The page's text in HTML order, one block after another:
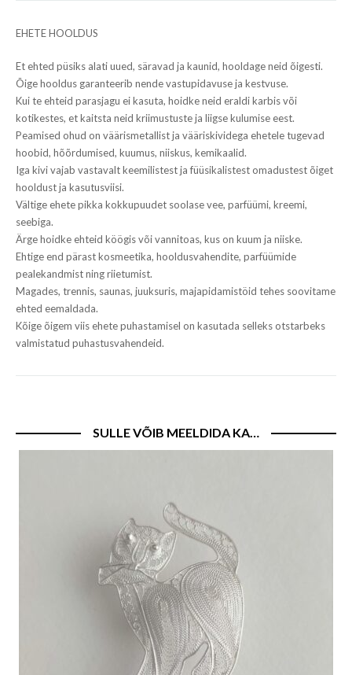
EHETE HOOLDUS
Et ehted püsiks alati uued, säravad ja kaunid, hooldage neid õigesti.
Õige hooldus garanteerib nende vastupidavuse ja kestvuse.
Kui te ehteid parasjagu ei kasuta, hoidke neid eraldi karbis või
kotikestes, et kaitsta neid kriimustuste ja liigse kulumise eest.
Peamised ohud on väärismetallist ja vääriskividega ehetele tugevad
hoobid, hõõrdumised, kuumus, niiskus, kemikaalid.
Iga kivi vajab vastavalt keemilistest ja füüsikalistest omadustest õiget
hooldust ja kasutusviisi.
Vältige ehete pikka kokkupuudet soolase vee, parfüümi, kreemi,
seebiga.
Ärge hoidke ehteid köögis või vannitoas, kus on kuum ja niiske.
Ehtige end pärast kosmeetika, hooldusvahendite, parfüümide
pealekandmist ning riietumist.
Magades, trennis, saunas, juuksuris, majapidamistöid tehes soovitame
ehted eemaldada.
Kõige õigem viis ehete puhastamisel on kasutada selleks otstarbeks
valmistatud puhastusvahendeid.
SULLE VÕIB MEELDIDA KA…